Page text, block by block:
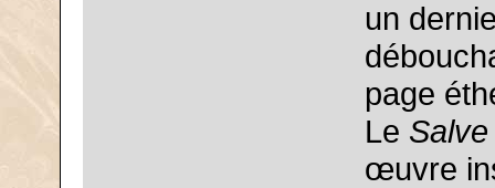
un
page
Le
œuvre